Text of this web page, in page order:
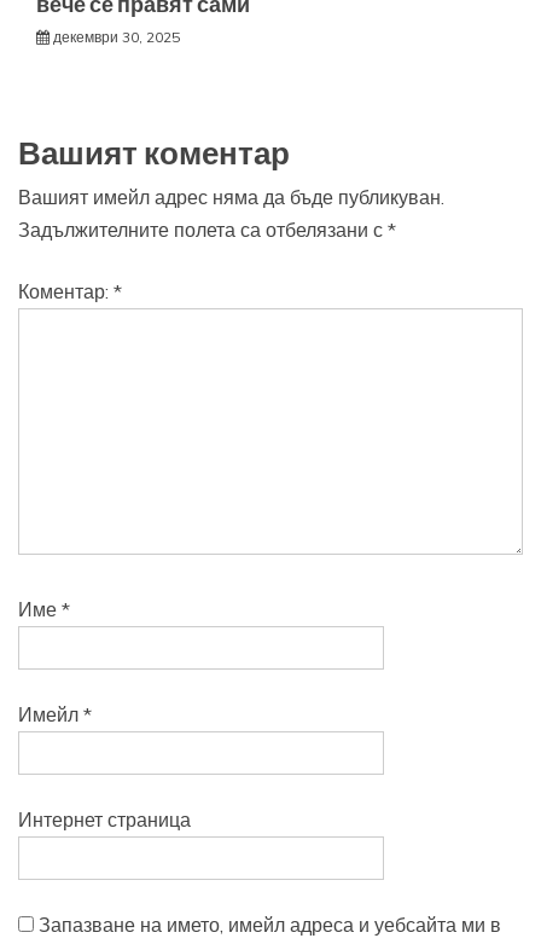
декември 30, 2025
Вашият коментар
Вашият имейл адрес няма да бъде публикуван.
Задължителните полета са отбелязани с *
Коментар: *
Име *
Имейл *
Интернет страница
Запазване на името, имейл адреса и уебсайта ми в